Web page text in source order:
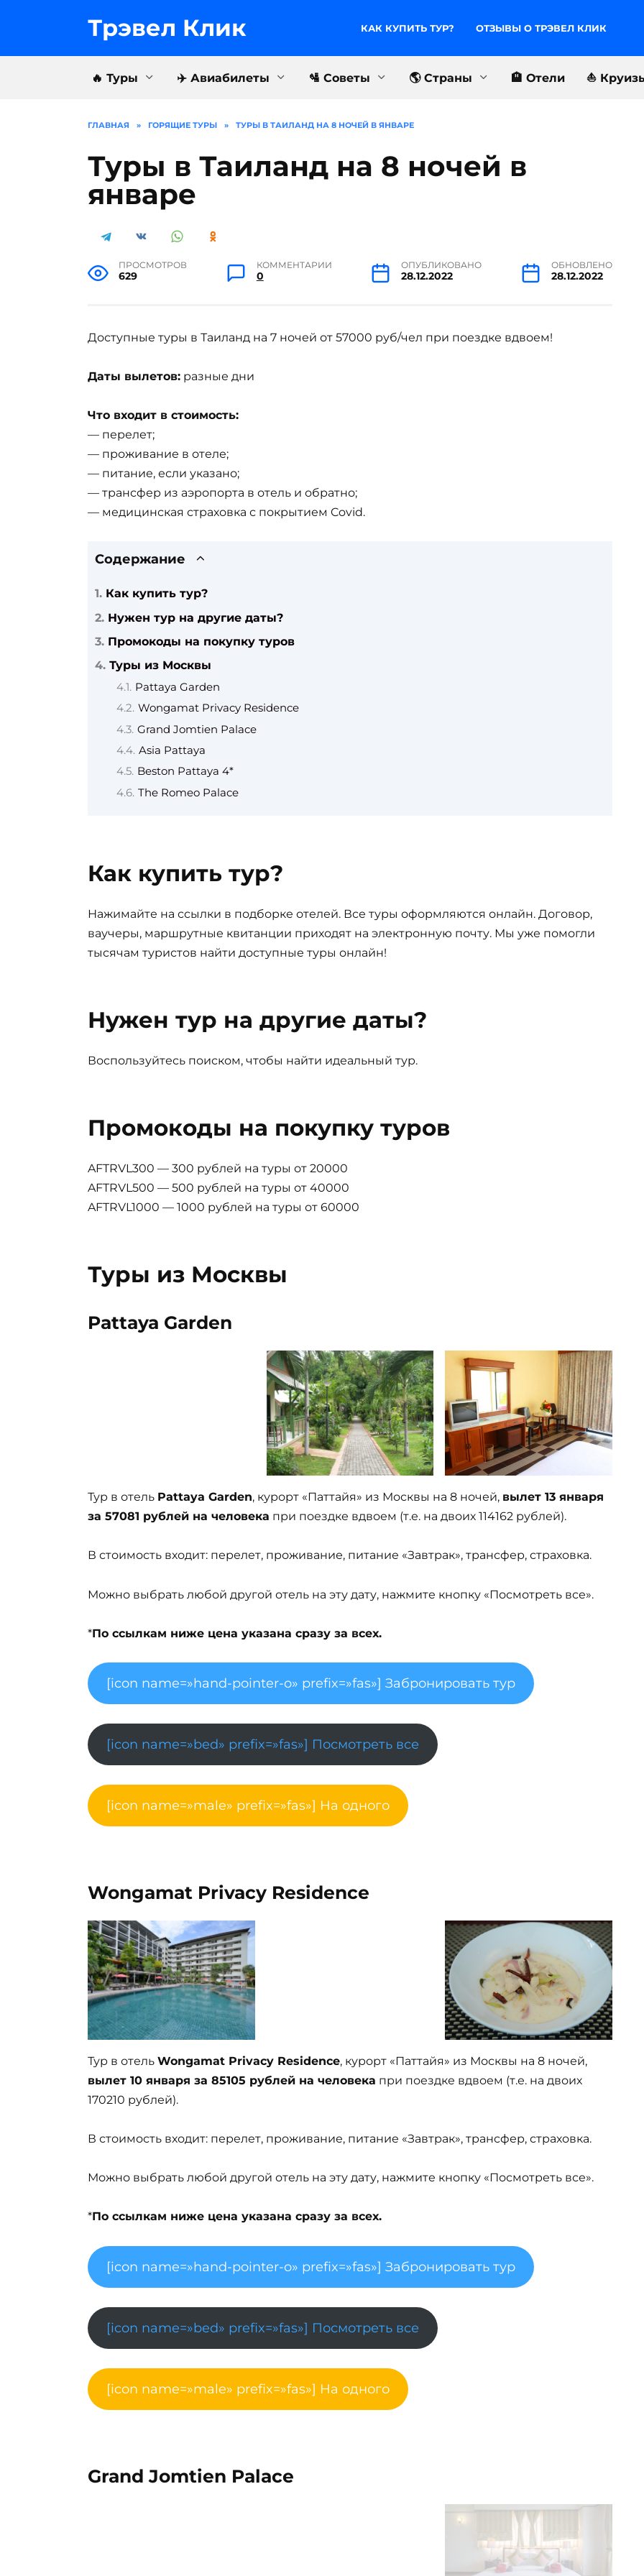
Трэвел Клик КАК КУПИТЬ ТУР? ОТЗЫВЫ О ТРЭВЕЛ КЛИК
🔥 Туры ✈️ Авиабилеты 🛂 Советы 🌎 Страны 🏨 Отели ⛵️
ГЛАВНАЯ » ГОРЯЩИЕ ТУРЫ » ТУРЫ В ТАИЛАНД НА 8 НОЧЕЙ В ЯНВАРЕ
Туры в Таиланд на 8 ночей в
январе
ПРОСМОТРОВ
629
КОММЕНТАРИИ
0
ОПУБЛИКОВАНО
28.12.2022
ОБНОВЛЕНО
28.12.2022
Доступные туры в Таиланд на 7 ночей от 57000 руб/чел при поездке вдвоем!
Даты вылетов: разные дни
Что входит в стоимость:
— перелет;
— проживание в отеле;
— питание, если указано;
— трансфер из аэропорта в отель и обратно;
— медицинская страховка с покрытием Covid.
Содержание
Как купить тур?
Нужен тур на другие даты?
Промокоды на покупку туров
Туры из Москвы
Pattaya Garden
Wongamat Privacy Residence
Grand Jomtien Palace
Asia Pattaya
Beston Pattaya 4*
The Romeo Palace
Как купить тур?
Нажимайте на ссылки в подборке отелей. Все туры оформляются онлайн. Договор,
ваучеры, маршрутные квитанции приходят на электронную почту. Мы уже помогли
тысячам туристов найти доступные туры онлайн!
Нужен тур на другие даты?
Воспользуйтесь поиском, чтобы найти идеальный тур.
Промокоды на покупку туров
AFTRVL300 — 300 рублей на туры от 20000
AFTRVL500 — 500 рублей на туры от 40000
AFTRVL1000 — 1000 рублей на туры от 60000
Туры из Москвы
Pattaya Garden
Тур в отель Pattaya Garden, курорт «Паттайя» из Москвы на 8 ночей, вылет 13 января
за 57081 рублей на человека при поездке вдвоем (т.е. на двоих 114162 рублей).
В стоимость входит: перелет, проживание, питание «Завтрак», трансфер, страховка.
Можно выбрать любой другой отель на эту дату, нажмите кнопку «Посмотреть все».
*По ссылкам ниже цена указана сразу за всех.
[icon name=»hand-pointer-o» prefix=»fas»] Забронировать тур
[icon name=»bed» prefix=»fas»] Посмотреть все
[icon name=»male» prefix=»fas»] На одного
Wongamat Privacy Residence
Тур в отель Wongamat Privacy Residence, курорт «Паттайя» из Москвы на 8 ночей,
вылет 10 января за 85105 рублей на человека при поездке вдвоем (т.е. на двоих
170210 рублей).
В стоимость входит: перелет, проживание, питание «Завтрак», трансфер, страховка.
Можно выбрать любой другой отель на эту дату, нажмите кнопку «Посмотреть все».
*По ссылкам ниже цена указана сразу за всех.
[icon name=»hand-pointer-o» prefix=»fas»] Забронировать тур
[icon name=»bed» prefix=»fas»] Посмотреть все
[icon name=»male» prefix=»fas»] На одного
Grand Jomtien Palace